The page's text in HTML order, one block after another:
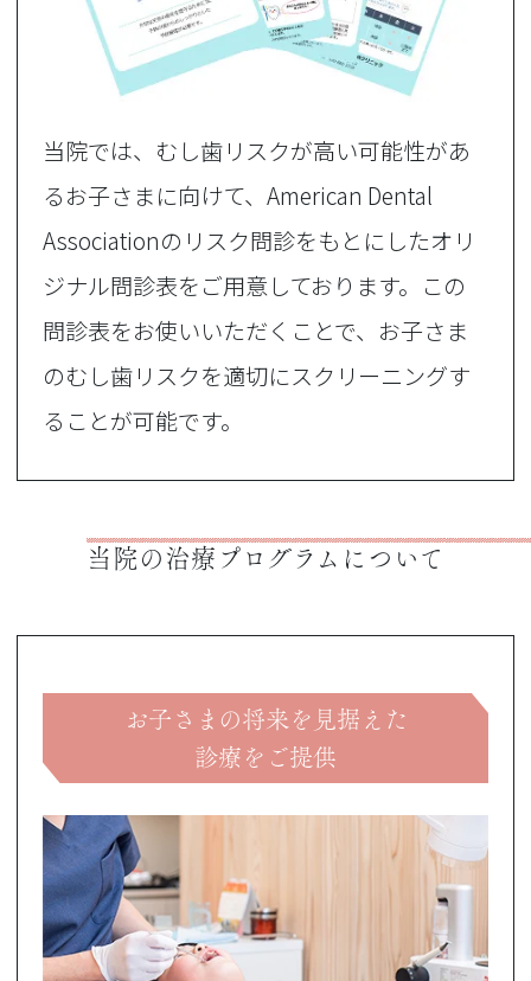
当院では、むし歯リスクが高い可能性があ
るお子さまに向けて、American Dental
Associationのリスク問診をもとにしたオリ
ジナル問診表をご用意しております。この
問診表をお使いいただくことで、お子さま
のむし歯リスクを適切にスクリーニングす
ることが可能です。
当院の治療プログラムについて
お子さまの将来を見据えた
診療をご提供